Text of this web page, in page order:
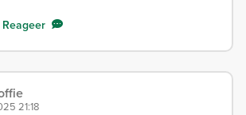
Reageer
21:18